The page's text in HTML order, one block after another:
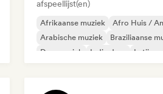
afspeellijst(en)
Afrikaanse muziek
Afro Huis /
Arabische muziek
Braziliaanse
Dansmuziek
Indie dans
Latijnse